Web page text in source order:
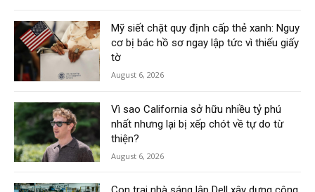
Mỹ siết chặt quy định cấp thẻ xanh: Nguy
cơ bị bác hồ sơ ngay lập tức vì thiếu giấy
tờ
August 6, 2026
Vì sao California sở hữu nhiều tỷ phú
nhất nhưng lại bị xếp chót về tự do từ
thiện?
August 6, 2026